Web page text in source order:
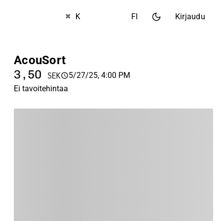
⌘ K FI Kirjaudu
AcouSort
3,50 SEK
5/27/25, 4:00 PM
Ei tavoitehintaa